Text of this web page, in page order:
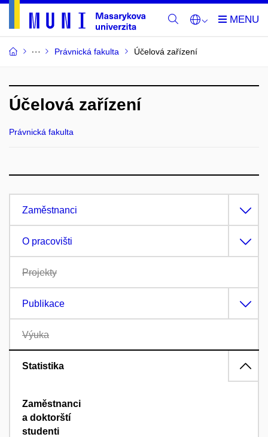
Právnická fakulta Účelová zařízení
Účelová zařízení
Právnická fakulta
Zaměstnanci
O pracovišti
Projekty
Publikace
Výuka
Statistika
Zaměstnanci
a doktorští
studenti